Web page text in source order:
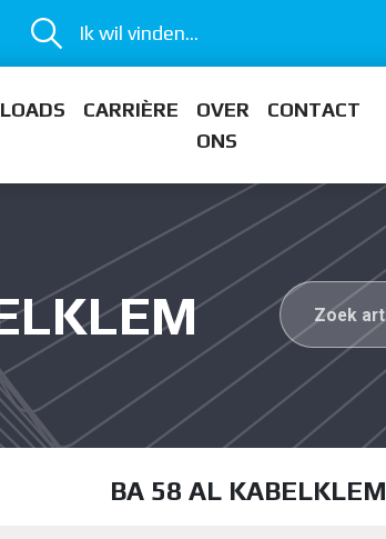
Ik wil vinden...
CARRIÈRE
OVER
ONS
CONTACT
BA 58 AL KABELKLEM